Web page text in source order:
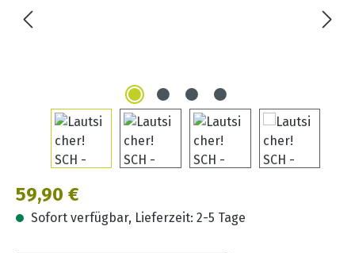
Regulärer Preis:
59,90 €
Sofort verfügbar, Lieferzeit: 2-5 Tage